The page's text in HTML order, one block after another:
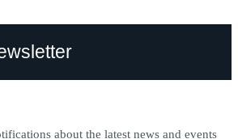
about the latest news and events